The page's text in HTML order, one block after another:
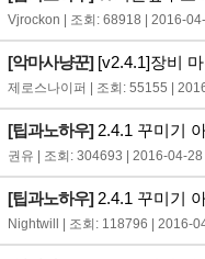
Vjrockon | 조회: 68918 | 2016-
[악마사냥꾼][v2.4.1]장비
제로스나이퍼 | 조회: 55155 |
[팁과노하우]2.4.1 꾸미기
권유 | 조회: 304693 | 2016-04-28
[팁과노하우]2.4.1 꾸미기
Nightwill | 조회: 118796 | 2016-